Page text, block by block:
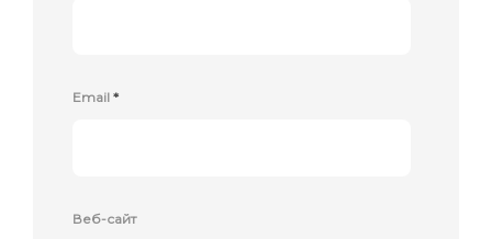
Email *
Веб-сайт